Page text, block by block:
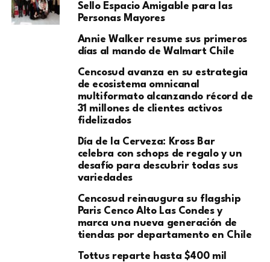
Sello Espacio Amigable para las
Personas Mayores
Annie Walker resume sus primeros
días al mando de Walmart Chile
Cencosud avanza en su estrategia
de ecosistema omnicanal
multiformato alcanzando récord de
31 millones de clientes activos
fidelizados
Día de la Cerveza: Kross Bar
celebra con schops de regalo y un
desafío para descubrir todas sus
variedades
Cencosud reinaugura su flagship
Paris Cenco Alto Las Condes y
marca una nueva generación de
tiendas por departamento en Chile
Tottus reparte hasta $400 mil